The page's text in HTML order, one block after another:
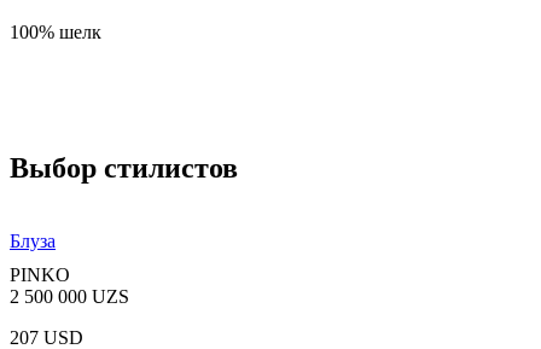
100% шелк
Выбор стилистов
Блуза
PINKO
2 500 000 UZS
207 USD